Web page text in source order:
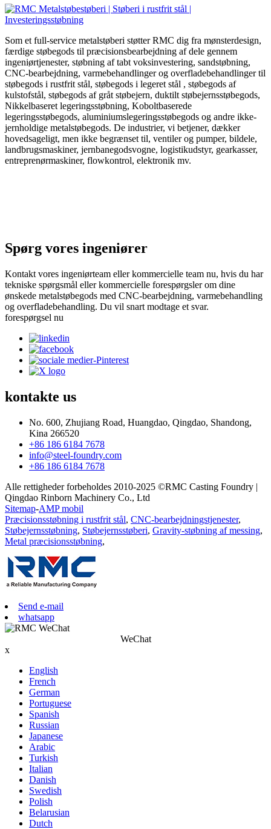
Som et full-service metalstøberi støtter RMC dig fra mønsterdesign,
færdige støbegods til præcisionsbearbejdning af dele gennem
ingeniørtjenester, støbning af tabt voksinvestering, sandstøbning,
CNC-bearbejdning, varmebehandlinger og overfladebehandlinger til
støbegods i rustfrit stål, støbegods i legeret stål , støbegods af
kulstofstål, støbegods af gråt støbejern, duktilt støbejernsstøbegods,
Nikkelbaseret legeringsstøbning, Koboltbaserede
legeringsstøbegods, aluminiumslegeringsstøbegods og andre ikke-
jernholdige metalstøbegods. De industrier, vi betjener, dækker
hovedsageligt, men ikke begrænset til, ventiler og pumper, bildele,
landbrugsmaskiner, jernbanegodsvogne, logistikudstyr, gearkasser,
entreprenørmaskiner, flowkontrol, elektronik mv.
Spørg vores ingeniører
Kontakt vores ingeniørteam eller kommercielle team nu, hvis du har
tekniske spørgsmål eller kommercielle forespørgsler om dine
ønskede metalstøbegods med CNC-bearbejdning, varmebehandling
og overfladebehandling. Du vil snart modtage et svar.
forespørgsel nu
kontakte us
No. 600, Zhujiang Road, Huangdao, Qingdao, Shandong,
Kina 266520
+86 186 6184 7678
info@steel-foundry.com
+86 186 6184 7678
Alle rettigheder forbeholdes 2010-2025 ©RMC Casting Foundry |
Qingdao Rinborn Machinery Co., Ltd
Sitemap-AMP mobil
Præcisionsstøbning i rustfrit stål, CNC-bearbejdningstjenester,
Støbejernsstøbning, Støbejernsstøberi, Gravity-støbning af messing,
Metal præcisionsstøbning,
Send e-mail
whatsapp
WeChat
x
English
French
German
Portuguese
Spanish
Russian
Japanese
Arabic
Turkish
Italian
Danish
Swedish
Polish
Belarusian
Dutch